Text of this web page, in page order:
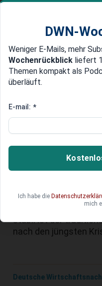
Newsticker MEIN
Edelmetalle
Varta-
Arbeitsplätze
Varta verliert einen
zieht drastische
Arbeitsplätze fallen
Beschäftigte zeigen
stabil ist der
nach den jüngsten
Deutsche
DWN-
Weniger E-Mails, mehr
Wochenrückblick liefert
Themen kompakt als
überläuft.
E-mail: *
Ich habe die
mich